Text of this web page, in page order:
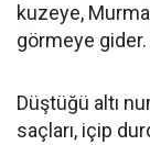
kuzeye,
görmeye gider.
Düştüğü altı
saçları, içip